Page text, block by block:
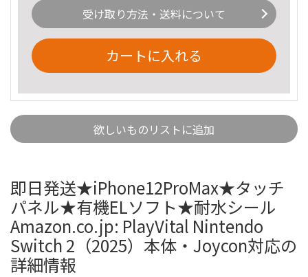
受け取り方法・送料について
カートに入れる
欲しいものリストに追加
即日発送★iPhone12ProMax★タッチ
パネル★有機ELソフト★耐水シール
Amazon.co.jp: PlayVital Nintendo
Switch 2（2025）本体・Joycon対応の
詳細情報